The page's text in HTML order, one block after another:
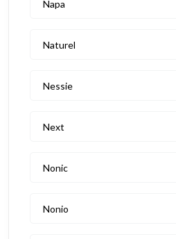
Napa
Naturel
Nessie
Next
Nonic
Nonio